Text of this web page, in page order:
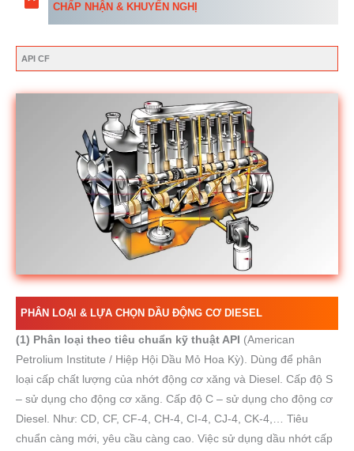
CHẤP NHẬN & KHUYẾN NGHỊ
API CF
PHÂN LOẠI & LỰA CHỌN DẦU ĐỘNG CƠ DIESEL
(1) Phân loại theo tiêu chuẩn kỹ thuật API (American
Petrolium Institute / Hiệp Hội Dầu Mỏ Hoa Kỳ). Dùng để phân
loại cấp chất lượng của nhớt động cơ xăng và Diesel. Cấp độ S
– sử dụng cho động cơ xăng. Cấp độ C – sử dụng cho động cơ
Diesel. Như: CD, CF, CF-4, CH-4, CI-4, CJ-4, CK-4,… Tiêu
chuẩn càng mới, yêu cầu càng cao. Việc sử dụng dầu nhớt cấp